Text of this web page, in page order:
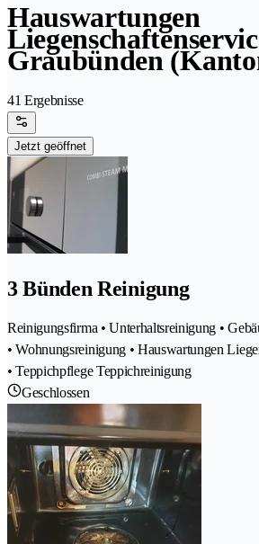
Hauswartungen
Graubünden
41 Ergebnisse
Jetzt geöffnet
3 Bünden Reinigung
Reinigungsfirma • Unterhaltsreinigung •
• Wohnungsreinigung • Hauswartungen
• Teppichpflege Teppichreinigung
Geschlossen